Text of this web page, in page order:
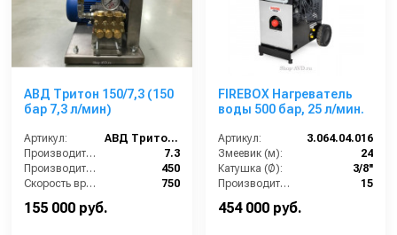
АВД Тритон 150/7,3 (150
бар 7,3 л/мин)
Артикул:
АВД Тритон 150/7,3
Производительность (л/мин):
7.3
Производительность (л/ч):
450
Скорость вращения (об/мин):
750
155 000 руб.
FIREBOX Нагреватель
воды 500 бар, 25 л/мин.
Артикул:
3.064.04.016
Змеевик (м):
24
Катушка (Ø):
3/8''
Производительность (л/мин):
15
454 000 руб.